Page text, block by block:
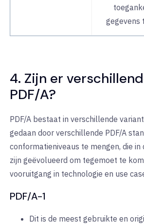
gegevens
4. Zijn er
PDF/A?
PDF/A bestaat in verschillende
gedaan door verschillende PDF/A
conformatieniveaus te mengen, die in
zijn geëvolueerd om tegemoet te
vooruitgang in technologie en use
PDF/A-1
Dit is de meest gebruikte en